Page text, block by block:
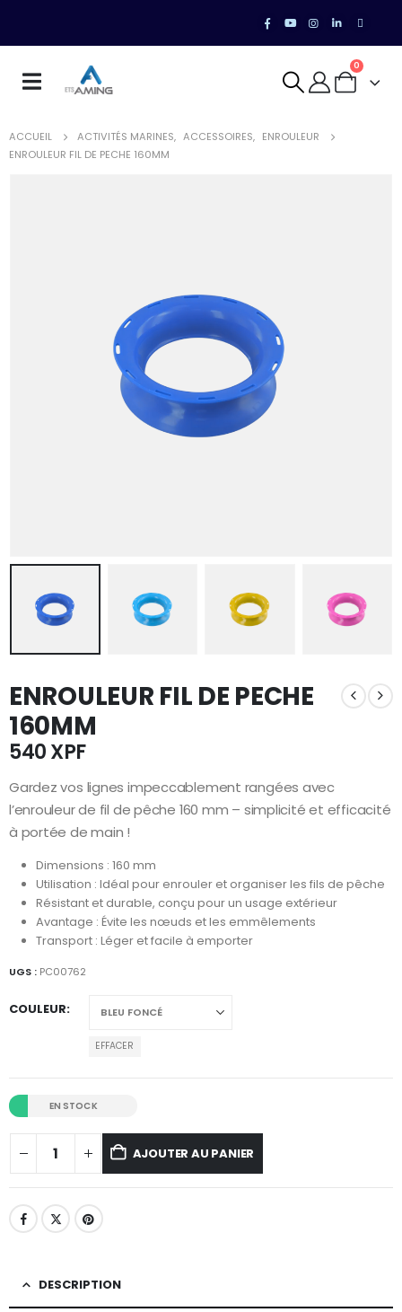
0
ACCUEIL ACTIVITÉS MARINES, ACCESSOIRES, ENROULEUR
ENROULEUR FIL DE PECHE 160MM
ENROULEUR FIL DE PECHE
160MM
540XPF
Gardez vos lignes impeccablement rangées avec
l’enrouleur de fil de pêche 160 mm – simplicité et efficacité
à portée de main !
Dimensions : 160 mm
Utilisation : Idéal pour enrouler et organiser les fils de pêche
Résistant et durable, conçu pour un usage extérieur
Avantage : Évite les nœuds et les emmêlements
Transport : Léger et facile à emporter
UGS : PC00762
COULEUR
EFFACER
EN STOCK
AJOUTER AU PANIER
DESCRIPTION